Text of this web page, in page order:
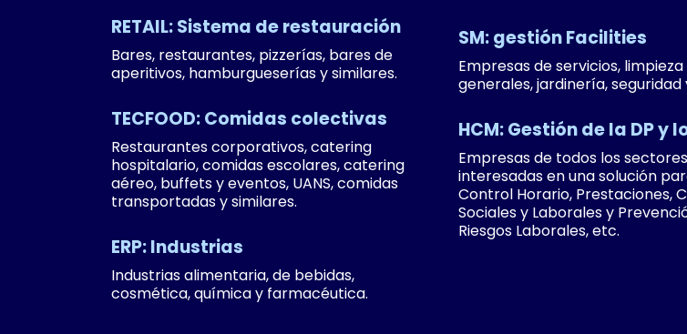
RETAIL: Sistema de restauración
Bares, restaurantes, pizzerías, bares de
aperitivos, hamburgueserías y similares.
TECFOOD: Comidas colectivas
Restaurantes corporativos, catering
hospitalario, comidas escolares, catering
aéreo, buffets y eventos, UANS, comidas
transportadas y similares.
ERP: Industrias
Industrias alimentaria, de bebidas,
cosmética, química y farmacéutica.
SM: gestión Facilities
Empresas de servicios,
generales, jardinería, seguridad
HCM: Gestión de la DP y
Empresas de todos los sectores
interesadas en una solución
Control Horario, Prestaciones,
Sociales y Laborales y
Riesgos Laborales, etc.